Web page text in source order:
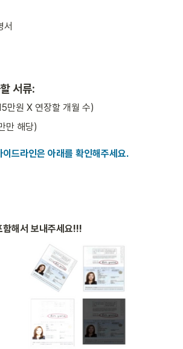
서
서류:
만원 X 연장할 개월 수)
만 해당)
드라인은 아래를 확인해주세요.
함해서 보내주세요!!!